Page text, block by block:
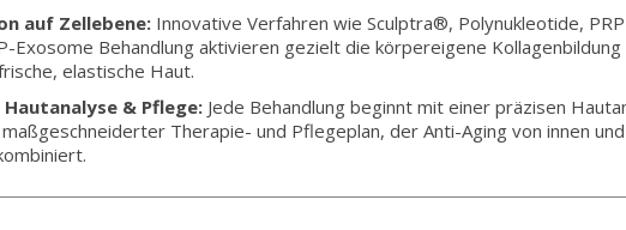
auf Zellebene: Innovative Verfahren wie Sculptra®, Polynukleotide,
Exosome Behandlung aktivieren gezielt die körpereigene
elastische Haut.
& Pflege: Jede Behandlung beginnt mit einer präzisen
Therapie- und Pflegeplan, der Anti-Aging von innen